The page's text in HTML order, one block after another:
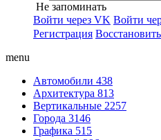
Не запоминать
Войти через VK Войти
Регистрация
menu
Автомобили 438
Архитектура 813
Вертикальные 2257
Города 3146
Графика 515